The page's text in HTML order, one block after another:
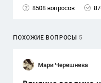
8508 вопросов
ПОХОЖИЕ ВОПРОСЫ 5
Мари Черешнева